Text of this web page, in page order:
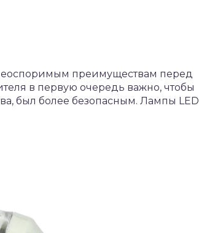
преимуществам перед
в первую очередь важно, чтобы
был более безопасным. Лампы LED